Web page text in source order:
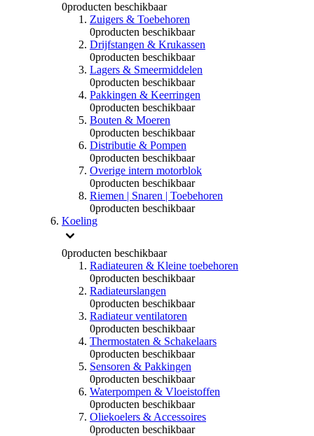
0producten beschikbaar
Zuigers & Toebehoren
0producten beschikbaar
Drijfstangen & Krukassen
0producten beschikbaar
Lagers & Smeermiddelen
0producten beschikbaar
Pakkingen & Keerringen
0producten beschikbaar
Bouten & Moeren
0producten beschikbaar
Distributie & Pompen
0producten beschikbaar
Overige intern motorblok
0producten beschikbaar
Riemen | Snaren | Toebehoren
0producten beschikbaar
Koeling
0producten beschikbaar
Radiateuren & Kleine toebehoren
0producten beschikbaar
Radiateurslangen
0producten beschikbaar
Radiateur ventilatoren
0producten beschikbaar
Thermostaten & Schakelaars
0producten beschikbaar
Sensoren & Pakkingen
0producten beschikbaar
Waterpompen & Vloeistoffen
0producten beschikbaar
Oliekoelers & Accessoires
0producten beschikbaar